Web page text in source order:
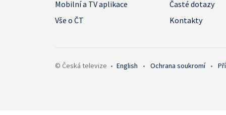
Mobilní a TV aplikace
Časté dotazy
Vše o ČT
Kontakty
© Česká televize • English • Ochrana soukromí •